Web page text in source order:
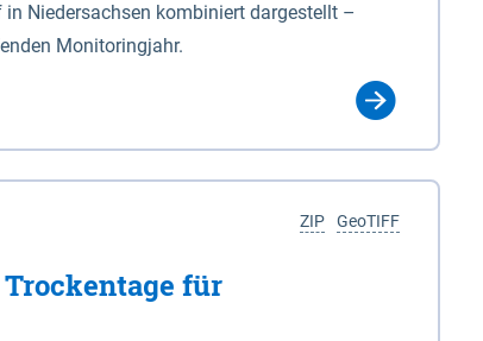
Niedersachsen kombiniert dargestellt –
Monitoringjahr.
GeoTIFF
ZIP
für